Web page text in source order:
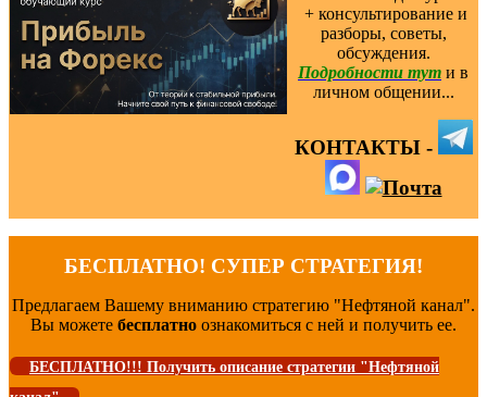
️ + консультирование и
разборы, советы,
обсуждения.
Подробности тут и в
личном общении...
КОНТАКТЫ -
БЕСПЛАТНО! СУПЕР СТРАТЕГИЯ!
Предлагаем Вашему вниманию стратегию "Нефтяной канал".
Вы можете бесплатно ознакомиться с ней и получить ее.
БЕСПЛАТНО!!! Получить описание стратегии "Нефтяной